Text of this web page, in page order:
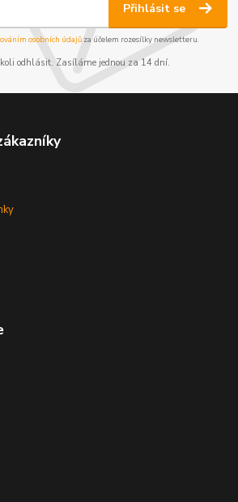
Přihlásit se
osobních údajůza účelem rozesílky newsletteru.
odhlásit. Zasíláme jednou za 14 dní.